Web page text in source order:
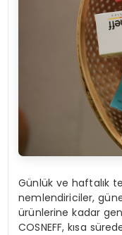
Günlük ve haftalık
nemlendiriciler,
ürünlerine kadar
COSNEFF, kısa